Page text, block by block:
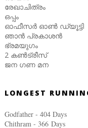
രേഖാചിത്രം :
ഒപ്പം :
ഓഫീസർ ഓൺ
ഞാൻ പ്രകാശൻ :
ഭ്രമയുഗം :
2 കൺട്രീസ് :
ജന ഗണ മന :
LONGEST
Godfather - 404 Days
Chithram - 366 Days